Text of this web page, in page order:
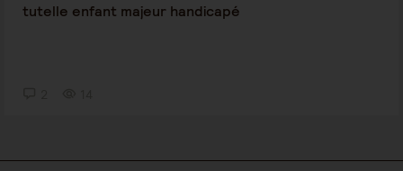
tutelle enfant majeur handicapé